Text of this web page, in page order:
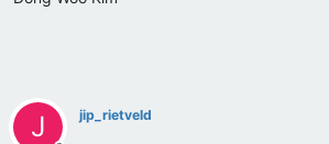
J jip_rietveld